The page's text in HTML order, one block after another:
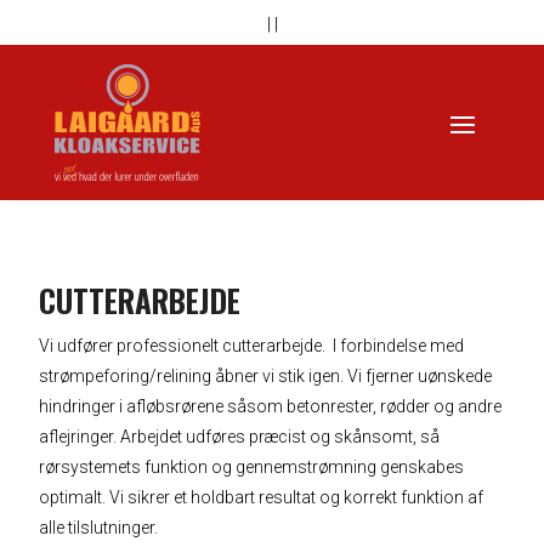
CUTTERARBEJDE
Vi udfører professionelt cutterarbejde. I forbindelse med
strømpeforing/relining åbner vi stik igen. Vi fjerner uønskede
hindringer i afløbsrørene såsom betonrester, rødder og andre
aflejringer. Arbejdet udføres præcist og skånsomt, så
rørsystemets funktion og gennemstrømning genskabes
optimalt. Vi sikrer et holdbart resultat og korrekt funktion af
alle tilslutninger.